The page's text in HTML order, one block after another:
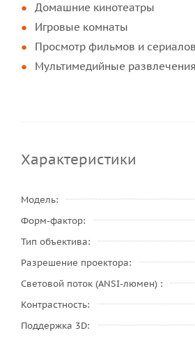
Домашние кинотеатры
Игровые комнаты
Просмотр фильмов и
Мультимедийные развлечения
Характеристики
Модель
Форм-фактор
Тип объектива
Разрешение проектора
Световой поток (ANSI-люмен)
Контрастность
Поддержка 3D